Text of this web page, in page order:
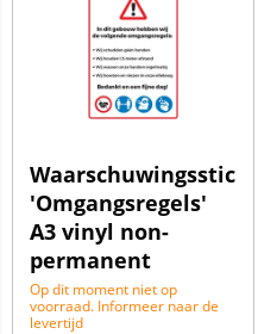
Waarschuwingssticker
'Omgangsregels'
A3 vinyl non-
permanent
Op dit moment niet op
voorraad. Informeer naar de
levertijd